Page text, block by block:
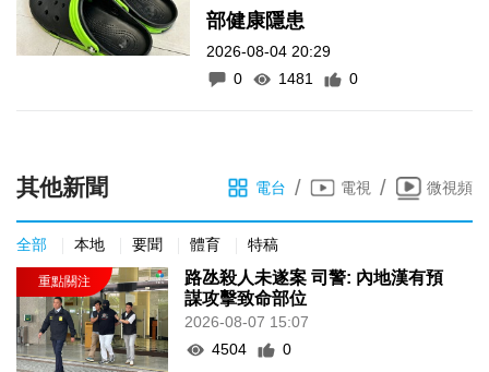
部健康隱患
2026-08-04 20:29
0
1481 0
其他新聞 電台 / 電視 / 微視頻
全部 本地 要聞 體育 特稿
路氹殺人未遂案 司警: 內地漢有預
謀攻擊致命部位
2026-08-07 15:07
4504
0